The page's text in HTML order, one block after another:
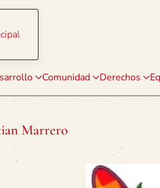
Comunidad Derechos
Marrero